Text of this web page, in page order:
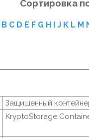
Сортировка
B C D E F G H I J K L M
Защищенный
KryptoStorage